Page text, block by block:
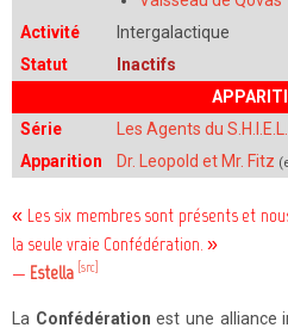
Activité
Intergalactique
Statut
Inactifs
Série
Les Agents du
Apparition Dr. Leopold et Mr. Fitz
« Les six membres sont présents et
la seule vraie Confédération. »
— Estella [src]
La Confédération est une alliance